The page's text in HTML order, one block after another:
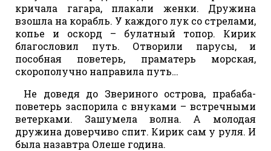
кричала гагара, плакали женки. Дружина
взошла на корабль. У каждого лук со стрелами,
копье и оскорд – булатный топор. Кирик
благословил путь. Отворили парусы, и
пособная поветерь, праматерь морская,
скорополучно направила путь…
Не доведя до Звериного острова, прабаба-
поветерь заспорила с внуками – встречными
ветерками. Зашумела волна. А молодая
дружина доверчиво спит. Кирик сам у руля. И
была назавтра Олеше година.